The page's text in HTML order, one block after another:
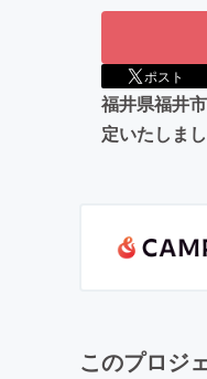
ポスト
福井県福井
定いたしま
このプロジ